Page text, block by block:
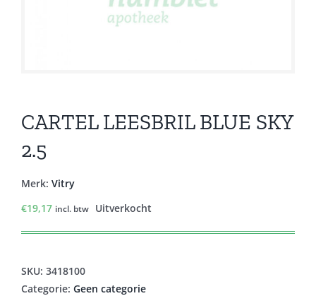
CARTEL LEESBRIL BLUE SKY
2.5
Merk: Vitry
€19,17 incl. btw Uitverkocht
SKU: 3418100
Categorie: Geen categorie